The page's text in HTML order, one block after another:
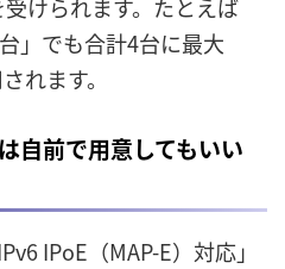
けられます。たとえば
」でも合計4台に最大
れます。
自前で用意してもいい
IPoE（MAP-E）対応」